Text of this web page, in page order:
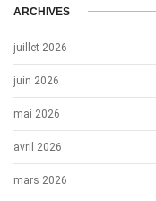
ARCHIVES
juillet 2026
juin 2026
mai 2026
avril 2026
mars 2026